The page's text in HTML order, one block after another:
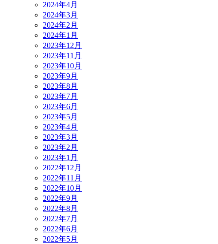
2024年4月
2024年3月
2024年2月
2024年1月
2023年12月
2023年11月
2023年10月
2023年9月
2023年8月
2023年7月
2023年6月
2023年5月
2023年4月
2023年3月
2023年2月
2023年1月
2022年12月
2022年11月
2022年10月
2022年9月
2022年8月
2022年7月
2022年6月
2022年5月